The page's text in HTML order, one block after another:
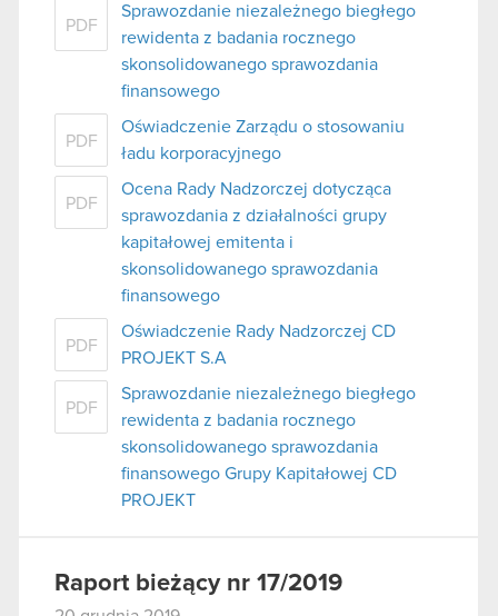
PDF
Sprawozdanie niezależnego biegłego
rewidenta z badania rocznego
skonsolidowanego sprawozdania
finansowego
PDF
Oświadczenie Zarządu o stosowaniu
ładu korporacyjnego
PDF
Ocena Rady Nadzorczej dotycząca
sprawozdania z działalności grupy
kapitałowej emitenta i
skonsolidowanego sprawozdania
finansowego
PDF
Oświadczenie Rady Nadzorczej CD
PROJEKT S.A
PDF
Sprawozdanie niezależnego biegłego
rewidenta z badania rocznego
skonsolidowanego sprawozdania
finansowego Grupy Kapitałowej CD
PROJEKT
Raport bieżący nr 17/2019